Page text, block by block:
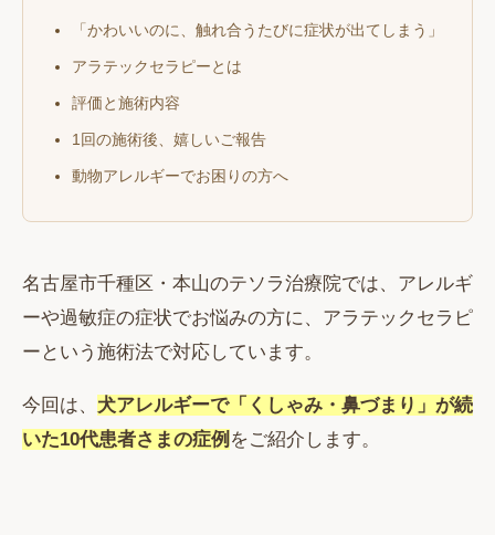
「かわいいのに、触れ合うたびに症状が出てしまう」
アラテックセラピーとは
評価と施術内容
1回の施術後、嬉しいご報告
動物アレルギーでお困りの方へ
名古屋市千種区・本山のテソラ治療院では、アレルギ
ーや過敏症の症状でお悩みの方に、アラテックセラピ
ーという施術法で対応しています。
今回は、 犬アレルギーで「くしゃみ・鼻づまり」が続
いた10代患者さまの症例 をご紹介します。